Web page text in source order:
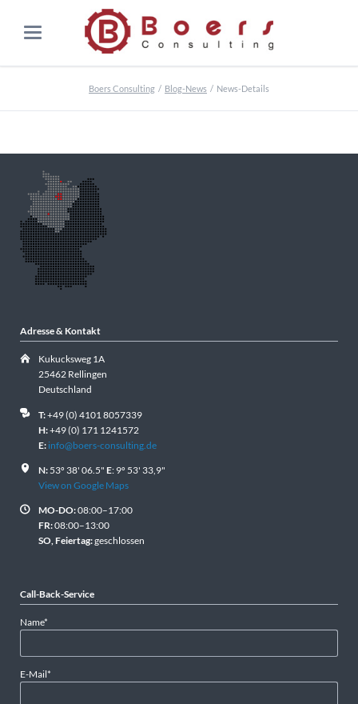
Boers Consulting Blog-News News-Details
Adresse & Kontakt
Kukucksweg 1A
25462 Rellingen
Deutschland
T:+49 (0) 4101 8057339
H:+49 (0) 171 1241572
E: info@boers-consulting.de
N:53º 38' 06.5" E: 9º 53' 33,9"
View on Google Maps
MO-DO:08:00–17:00
FR:08:00–13:00
SO, Feiertag:geschlossen
Call-Back-Service
Pflichtfeld
Name*
Pflichtfeld
E-Mail*